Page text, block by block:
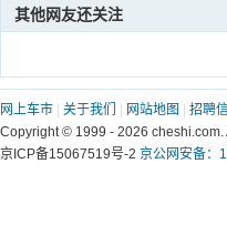
其他网友还关注
网上车市 关于我们 网站地图 招聘
Copyright © 1999 - 2026 cheshi.com.
京ICP备15067519号-2 京公网安备：